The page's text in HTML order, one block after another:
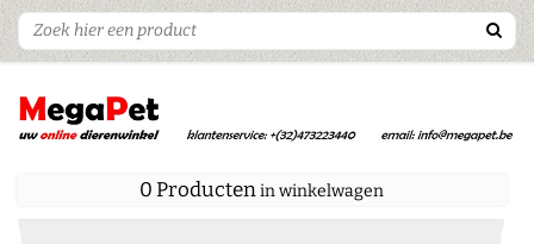
0 Producten in winkelwagen